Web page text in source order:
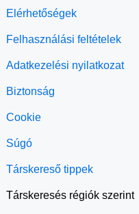
Elérhetőségek
Felhasználási feltételek
Adatkezelési nyilatkozat
Biztonság
Cookie
Súgó
Társkereső tippek
Társkeresés régiók szerint